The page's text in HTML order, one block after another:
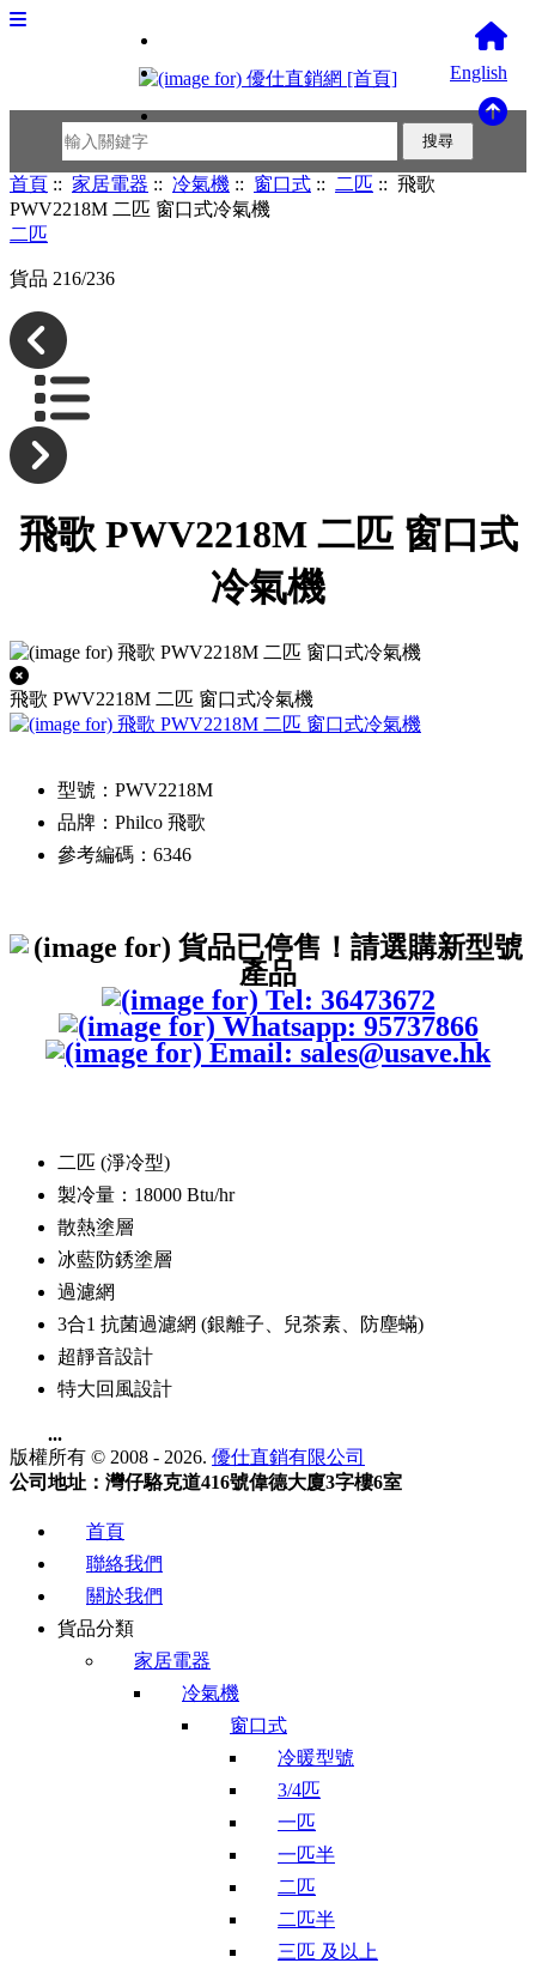
English
首頁 :: 家居電器 :: 冷氣機 :: 窗口式 :: 二匹 :: 飛歌
PWV2218M 二匹 窗口式冷氣機
二匹
貨品 216/236
飛歌 PWV2218M 二匹 窗口式
冷氣機
飛歌 PWV2218M 二匹 窗口式冷氣機
型號：PWV2218M
品牌：Philco 飛歌
參考編碼：6346
二匹 (淨冷型)
製冷量：18000 Btu/hr
散熱塗層
冰藍防銹塗層
過濾網
3合1 抗菌過濾網 (銀離子、兒茶素、防塵蟎)
超靜音設計
特大回風設計
...
版權所有 © 2008 - 2026. 優仕直銷有限公司
公司地址：灣仔駱克道416號偉德大廈3字樓6室
首頁
聯絡我們
關於我們
貨品分類
家居電器
冷氣機
窗口式
冷暖型號
3/4匹
一匹
一匹半
二匹
二匹半
三匹 及以上